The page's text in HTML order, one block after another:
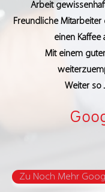
Arbeit
Freundliche Mitarbeiter
einen Kaffee
Mit einem
Weiter so
Zu Noch Mehr